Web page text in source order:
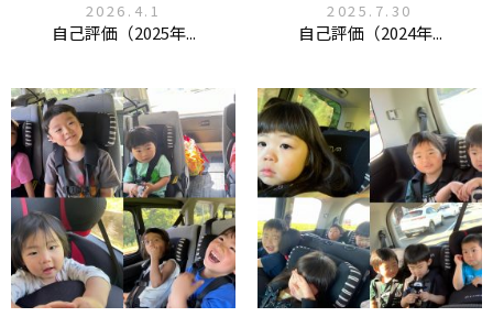
2026.4.1
自己評価（2025年...
2025.7.30
自己評価（2024年...